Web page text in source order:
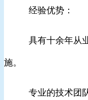
经验优势：
具有十余年从
施。
专业的技术团